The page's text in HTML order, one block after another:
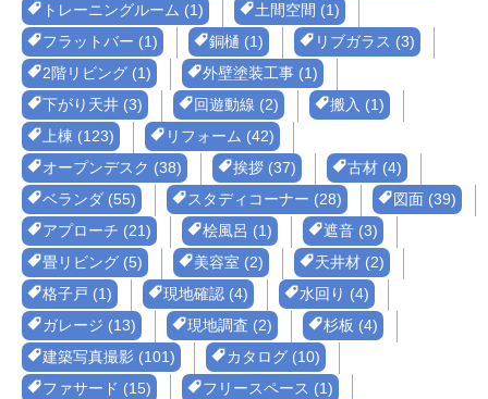
トレーニングルーム (1)
土間空間 (1)
フラットバー (1)
銅樋 (1)
リブガラス (3)
2階リビング (1)
外壁塗装工事 (1)
下がり天井 (3)
回遊動線 (2)
搬入 (1)
上棟 (123)
リフォーム (42)
オープンデスク (38)
挨拶 (37)
古材 (4)
ベランダ (55)
スタディコーナー (28)
図面 (39)
アプローチ (21)
桧風呂 (1)
遮音 (3)
畳リビング (5)
美容室 (2)
天井材 (2)
格子戸 (1)
現地確認 (4)
水回り (4)
ガレージ (13)
現地調査 (2)
杉板 (4)
建築写真撮影 (101)
カタログ (10)
ファサード (15)
フリースペース (1)